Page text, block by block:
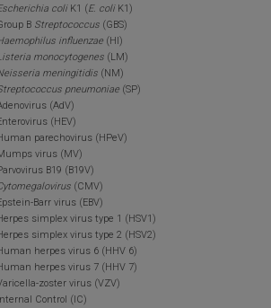
coliK1 (E. coliK1)
B Streptococcus(GBS)
influenzae(HI)
monocytogenes(LM)
meningitidis(NM)
pneumoniae(SP)
(AdV)
(HEV)
parechovirus (HPeV)
virus (MV)
B19 (B19V)
(CMV)
Barr virus (EBV)
simplex virus type 1 (HSV1)
simplex virus type 2 (HSV2)
herpes virus 6 (HHV 6)
herpes virus 7 (HHV 7)
zoster virus (VZV)
Control (IC)